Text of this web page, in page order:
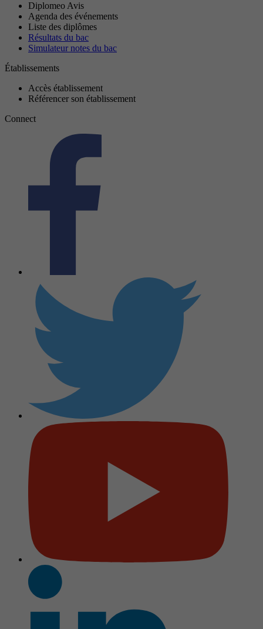
Diplomeo Avis
Agenda des événements
Liste des diplômes
Résultats du bac
Simulateur notes du bac
Établissements
Accès établissement
Référencer son établissement
Connect